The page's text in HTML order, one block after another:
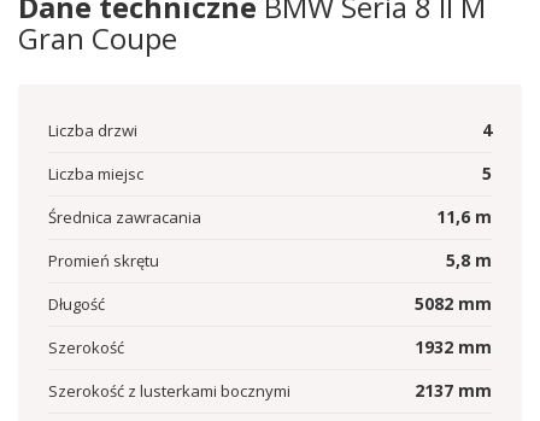
Gran Coupe
Liczba drzwi 4
Liczba miejsc 5
Średnica zawracania 11,6 m
Promień skrętu 5,8 m
Długość 5082 mm
Szerokość 1932 mm
Szerokość z lusterkami bocznymi 2137 mm